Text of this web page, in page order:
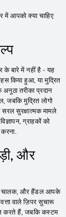
में आपको क्या चाहिए
के बारे में नहीं है - यह
किया हुआ, या मुद्रित
तरीका प्रदान
जबकि मुद्रित लोगो
सुरक्षात्मक मामले
ग्राहकों को
और
चालक, और हैंडल आपके
वाले ज़िपर सुचारू
करते हैं, जबकि कस्टम